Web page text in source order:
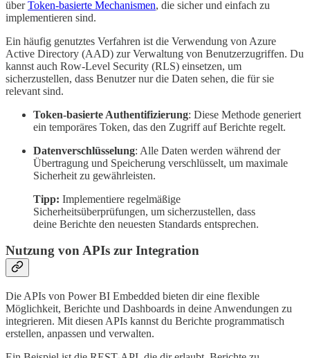
überToken-basierte Mechanismen, die sicher und einfach zu
implementieren sind.
Ein häufig genutztes Verfahren ist die Verwendung von Azure
Active Directory (AAD) zur Verwaltung von Benutzerzugriffen. Du
kannst auch Row-Level Security (RLS) einsetzen, um
sicherzustellen, dass Benutzer nur die Daten sehen, die für sie
relevant sind.
Token-basierte Authentifizierung: Diese Methode generiert
ein temporäres Token, das den Zugriff auf Berichte regelt.
Datenverschlüsselung: Alle Daten werden während der
Übertragung und Speicherung verschlüsselt, um maximale
Sicherheit zu gewährleisten.
Tipp: Implementiere regelmäßige
Sicherheitsüberprüfungen, um sicherzustellen, dass
deine Berichte den neuesten Standards entsprechen.
Nutzung von APIs zur Integration
Die APIs von Power BI Embedded bieten dir eine flexible
Möglichkeit, Berichte und Dashboards in deine Anwendungen zu
integrieren. Mit diesen APIs kannst du Berichte programmatisch
erstellen, anpassen und verwalten.